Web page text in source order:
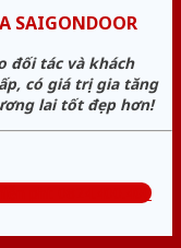
SAIGONDOOR
đối tác và khách
có giá trị gia tăng
lai tốt đẹp hơn!
phí: 0824.400.400